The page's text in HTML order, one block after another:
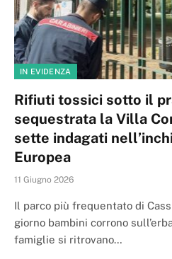
IN EVIDENZA
Rifiuti tossici sotto il
sequestrata la Villa
sette indagati
Europea
11 Giugno 2026
Il parco più frequentato di
giorno bambini corrono
famiglie si ritrovano…